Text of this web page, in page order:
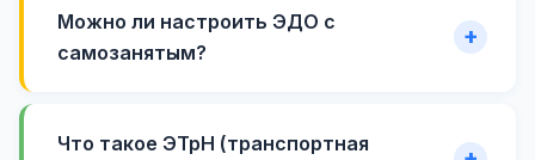
Можно ли настроить ЭДО с
самозанятым?
Что такое ЭТрН (транспортная